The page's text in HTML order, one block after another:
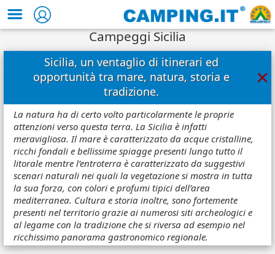
Campeggi Sicilia
Sicilia, un ventaglio di itinerari ed
opportunità tra mare, natura, storia e
tradizione.
×
La natura ha di certo volto particolarmente le proprie
attenzioni verso questa terra. La Sicilia è infatti
meravigliosa. Il mare è caratterizzato da acque cristalline,
ricchi fondali e bellissime spiagge presenti lungo tutto il
litorale mentre l’entroterra è caratterizzato da suggestivi
scenari naturali nei quali la vegetazione si mostra in tutta
la sua forza, con colori e profumi tipici dell’area
mediterranea. Cultura e storia inoltre, sono fortemente
presenti nel territorio grazie ai numerosi siti archeologici e
al legame con la tradizione che si riversa ad esempio nel
ricchissimo panorama gastronomico regionale.